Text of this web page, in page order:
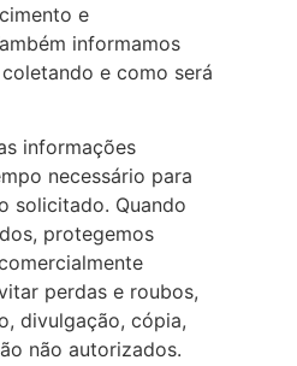
e
informamos
e como será
informações
necessário para
solicitado. Quando
protegemos
perdas e roubos,
divulgação, cópia,
não autorizados.